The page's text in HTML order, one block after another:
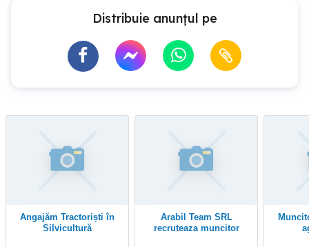
Distribuie anunțul pe
Angajăm Tractoriști în
Silvicultură
Arabil Team SRL
recruteaza muncitor
Muncitor necalificat in